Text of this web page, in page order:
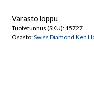
Varasto loppu
Tuotetunnus (SKU): 15727
Osasto:Swiss Diamond,Ken